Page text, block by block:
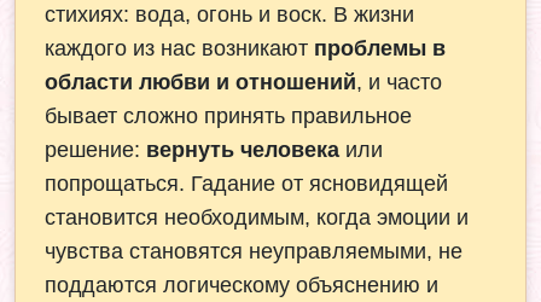
стихиях: вода, огонь и воск. В жизни
каждого из нас возникают проблемы в
области любви и отношений, и часто
бывает сложно принять правильное
решение: вернуть человека или
попрощаться. Гадание от ясновидящей
становится необходимым, когда эмоции и
чувства становятся неуправляемыми, не
поддаются логическому объяснению и